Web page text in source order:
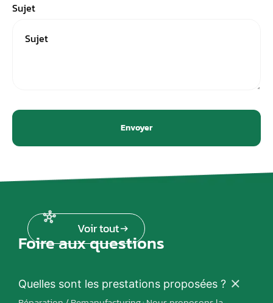
Sujet
Envoyer
Voir tout
Foire aux questions
Quelles sont les prestations proposées ?